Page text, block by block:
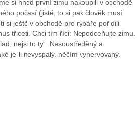
si hned první zimu nakoupili v obchodě
počasí (jistě, to si pak člověk musí
si ještě v obchodě pro rybáře pořídili
třiceti. Chci tím říci: Nepodceňujte zimu.
nejsi to ty“. Nesoustředěný a
je-li nevyspalý, něčím vynervovaný,